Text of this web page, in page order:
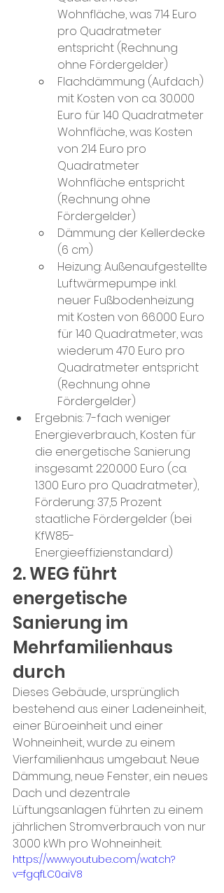
Wohnfläche, was 714 Euro
pro Quadratmeter
entspricht (Rechnung
ohne Fördergelder)
Flachdämmung (Aufdach)
mit Kosten von ca. 30.000
Euro für 140 Quadratmeter
Wohnfläche, was Kosten
von 214 Euro pro
Quadratmeter
Wohnfläche entspricht
(Rechnung ohne
Fördergelder)
Dämmung der Kellerdecke
(6 cm)
Heizung: Außenaufgestellte
Luftwärmepumpe inkl.
neuer Fußbodenheizung
mit Kosten von 66.000 Euro
für 140 Quadratmeter, was
wiederum 470 Euro pro
Quadratmeter entspricht
(Rechnung ohne
Fördergelder)
Ergebnis: 7-fach weniger
Energieverbrauch, Kosten für
die energetische Sanierung
insgesamt 220.000 Euro (ca.
1.300 Euro pro Quadratmeter),
Förderung: 37,5 Prozent
staatliche Fördergelder (bei
KfW85-
Energieeffizienstandard)
2. WEG führt
energetische
Sanierung im
Mehrfamilienhaus
durch
Dieses Gebäude, ursprünglich
bestehend aus einer Ladeneinheit,
einer Büroeinheit und einer
Wohneinheit, wurde zu einem
Vierfamilienhaus umgebaut. Neue
Dämmung, neue Fenster, ein neues
Dach und dezentrale
Lüftungsanlagen führten zu einem
jährlichen Stromverbrauch von nur
3.000 kWh pro Wohneinheit.
https://www.youtube.com/watch?
v=fgqfLC0aiV8